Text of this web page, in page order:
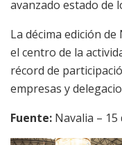
avanzado estado de
La décima edición
el centro de la
récord de
empresas y
Fuente: Navalia – 15